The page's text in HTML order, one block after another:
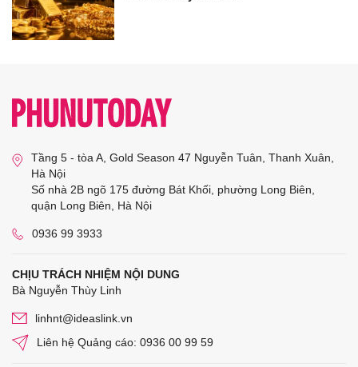
Tầng 5 - tòa A, Gold Season 47 Nguyễn Tuân, Thanh Xuân,
Hà Nội
Số nhà 2B ngõ 175 đường Bát Khối, phường Long Biên,
quận Long Biên, Hà Nội
0936 99 3933
CHỊU TRÁCH NHIỆM NỘI DUNG
Bà Nguyễn Thùy Linh
linhnt@ideaslink.vn
Liên hệ Quảng cáo: 0936 00 99 59